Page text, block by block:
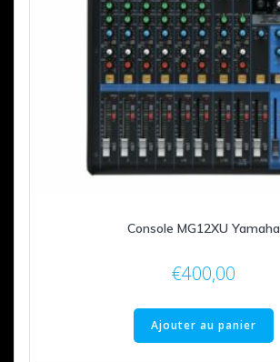
Console MG12XU Yamaha
€400,00
Ajouter au panier